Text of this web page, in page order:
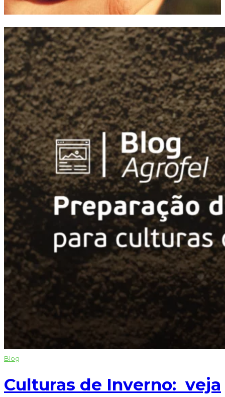
Blog
Culturas de Inverno: veja